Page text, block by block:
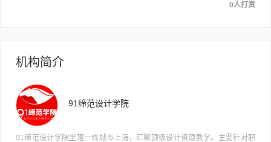
0人打赏
机构简介
91缔范设计学院
91缔范设计学院坐落一线城市上海，汇聚顶级设计资源教学。主要针对职